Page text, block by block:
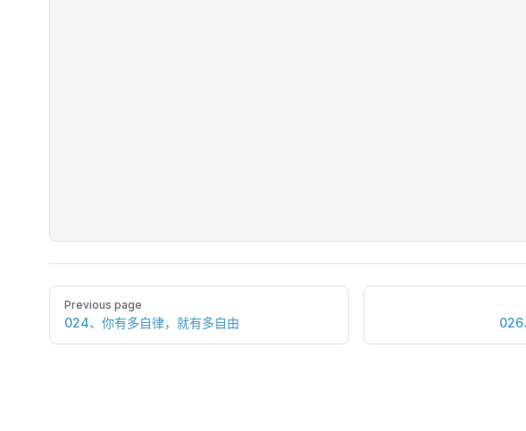
Pager
Previous page
024、你有多自律，就有多自由 026